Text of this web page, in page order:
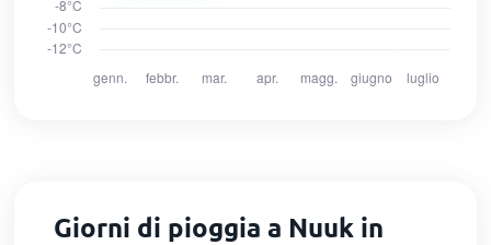
Giorni di pioggia a Nuuk in